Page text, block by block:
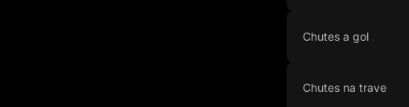
Chutes a gol
Chutes na trave